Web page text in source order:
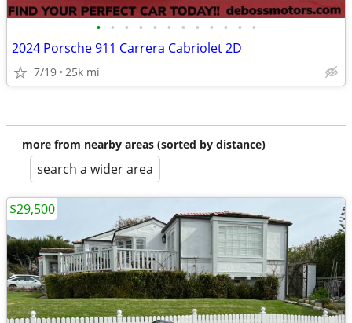
• • • • • • • • • • • •
2024 Porsche 911 Carrera Cabriolet 2D
7/19 25k mi
more from nearby areas (sorted by distance)
search a wider area
$29,500